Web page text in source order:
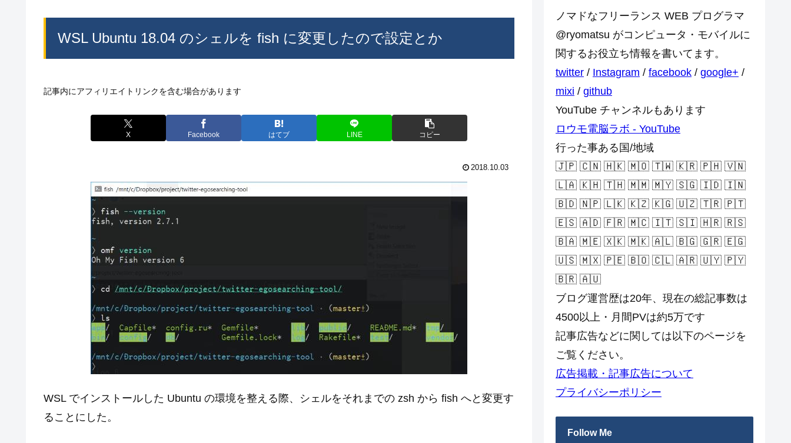
WSL Ubuntu 18.04 のシェルを fish に変更したので設定とか
記事内にアフィリエイトリンクを含む場合があります
X Facebook はてブ LINE コピー
2018.10.03
WSL でインストールした Ubuntu の環境を整える際、シェルをそれまでの zsh から fish へと変更す
ることにした。
ノマドなフリーランス WEB プログラマ
@ryomatsu がコンピュータ・モバイルに
関するお役立ち情報を書いてます。
twitter / Instagram / facebook / google+ /
mixi / github
YouTube チャンネルもあります
ロウモ電脳ラボ - YouTube
行った事ある国/地域
🇯🇵 🇨🇳 🇭🇰 🇲🇴 🇹🇼 🇰🇷 🇵🇭 🇻🇳
🇱🇦 🇰🇭 🇹🇭 🇲🇲 🇲🇾 🇸🇬 🇮🇩 🇮🇳
🇧🇩 🇳🇵 🇱🇰 🇰🇿 🇰🇬 🇺🇿 🇹🇷 🇵🇹
🇪🇸 🇦🇩 🇫🇷 🇲🇨 🇮🇹 🇸🇮 🇭🇷 🇷🇸
🇧🇦 🇲🇪 🇽🇰 🇲🇰 🇦🇱 🇧🇬 🇬🇷 🇪🇬
🇺🇸 🇲🇽 🇵🇪 🇧🇴 🇨🇱 🇦🇷 🇺🇾 🇵🇾
🇧🇷 🇦🇺
ブログ運営歴は20年、現在の総記事数は
4500以上・月間PVは約5万です
記事広告などに関しては以下のページを
ご覧ください。
広告掲載・記事広告について
プライバシーポリシー
Follow Me